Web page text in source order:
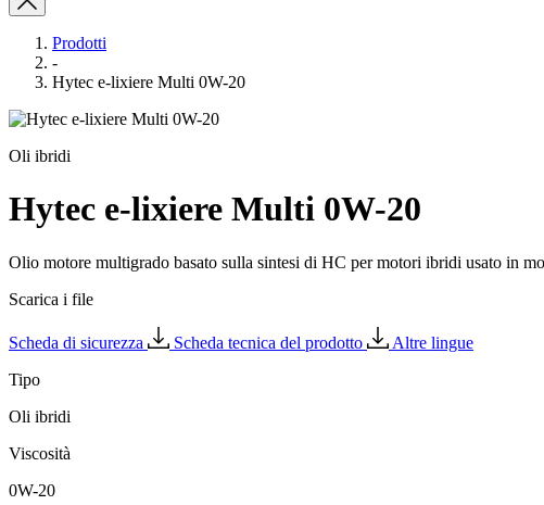
Prodotti
-
Hytec e-lixiere Multi 0W-20
Oli ibridi
Hytec e-lixiere Multi 0W-20
Olio motore multigrado basato sulla sintesi di HC per motori ibridi usato in
Scarica i file
Scheda di sicurezza Scheda tecnica del prodotto
Altre lingue
Tipo
Oli ibridi
Viscosità
0W-20